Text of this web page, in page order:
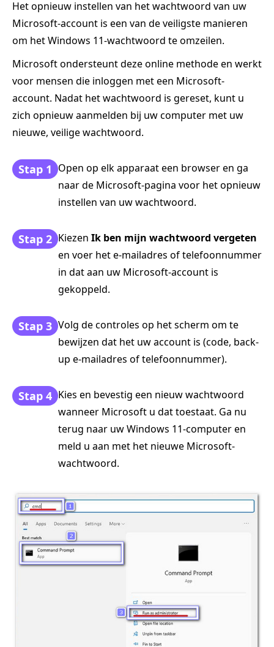
Het opnieuw instellen van het wachtwoord van uw
Microsoft-account is een van de veiligste manieren
om het Windows 11-wachtwoord te omzeilen.
Microsoft ondersteunt deze online methode en werkt
voor mensen die inloggen met een Microsoft-
account. Nadat het wachtwoord is gereset, kunt u
zich opnieuw aanmelden bij uw computer met uw
nieuwe, veilige wachtwoord.
Stap 1 Open op elk apparaat een browser en ga
naar de Microsoft-pagina voor het opnieuw
instellen van uw wachtwoord.
Stap 2 Kiezen Ik ben mijn wachtwoord vergeten
en voer het e-mailadres of telefoonnummer
in dat aan uw Microsoft-account is
gekoppeld.
Stap 3 Volg de controles op het scherm om te
bewijzen dat het uw account is (code, back-
up e-mailadres of telefoonnummer).
Stap 4 Kies en bevestig een nieuw wachtwoord
wanneer Microsoft u dat toestaat. Ga nu
terug naar uw Windows 11-computer en
meld u aan met het nieuwe Microsoft-
wachtwoord.